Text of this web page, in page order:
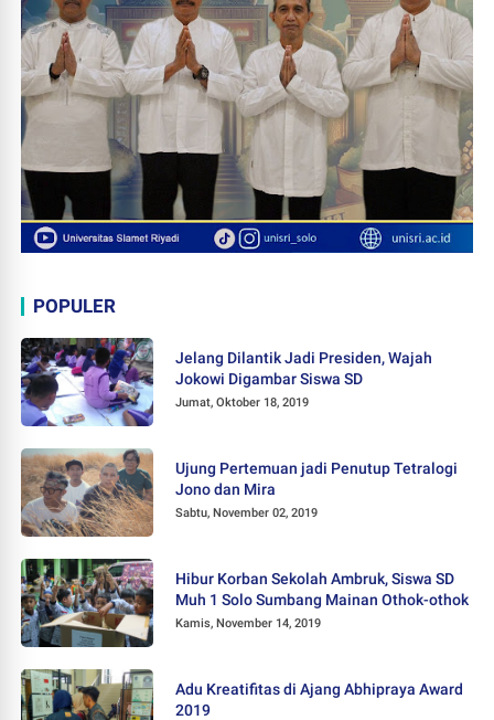
POPULER
Jelang Dilantik Jadi Presiden, Wajah
Jokowi Digambar Siswa SD
Jumat, Oktober 18, 2019
Ujung Pertemuan jadi Penutup Tetralogi
Jono dan Mira
Sabtu, November 02, 2019
Hibur Korban Sekolah Ambruk, Siswa SD
Muh 1 Solo Sumbang Mainan Othok-othok
Kamis, November 14, 2019
Adu Kreatifitas di Ajang Abhipraya Award
2019